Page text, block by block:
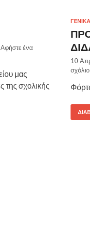
Αφήστε ένα
μας
της σχολικής
ΓΕΝΙΚΑ
10
σχόλιο